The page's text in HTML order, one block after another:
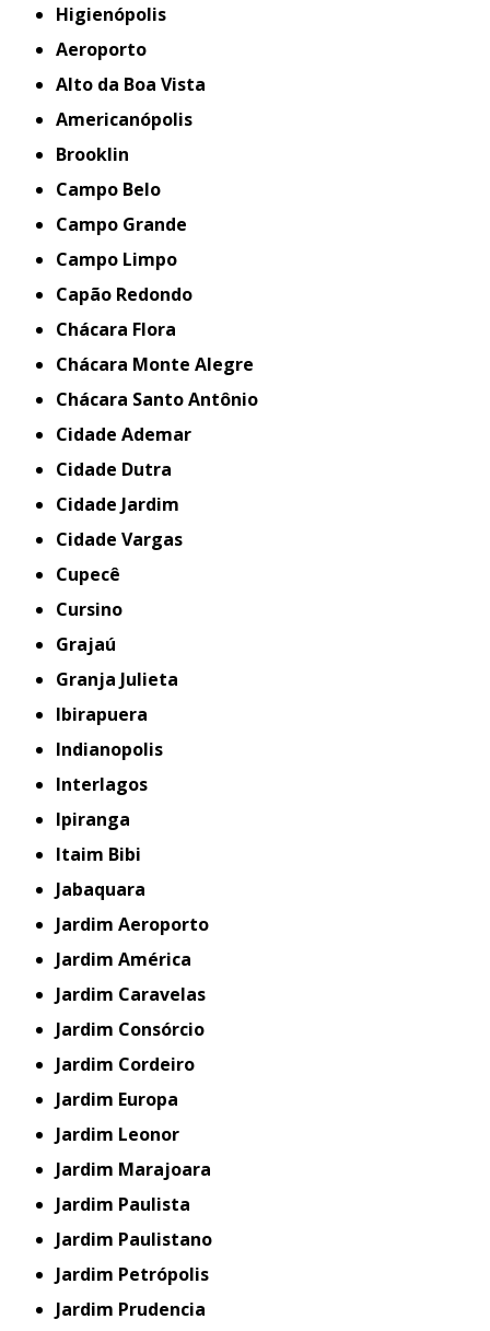
Higienópolis
Aeroporto
Alto da Boa Vista
Americanópolis
Brooklin
Campo Belo
Campo Grande
Campo Limpo
Capão Redondo
Chácara Flora
Chácara Monte Alegre
Chácara Santo Antônio
Cidade Ademar
Cidade Dutra
Cidade Jardim
Cidade Vargas
Cupecê
Cursino
Grajaú
Granja Julieta
Ibirapuera
Indianopolis
Interlagos
Ipiranga
Itaim Bibi
Jabaquara
Jardim Aeroporto
Jardim América
Jardim Caravelas
Jardim Consórcio
Jardim Cordeiro
Jardim Europa
Jardim Leonor
Jardim Marajoara
Jardim Paulista
Jardim Paulistano
Jardim Petrópolis
Jardim Prudencia